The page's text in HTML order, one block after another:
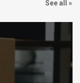
See all »